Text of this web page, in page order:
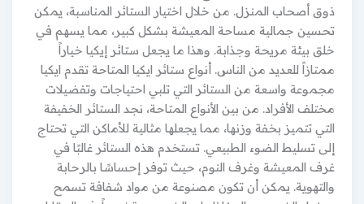
ذوق أصحاب المنزل. من خلال اختيار الستائر المناسبة، يمكن
تحسين جمالية مساحة المعيشة بشكل كبير، مما يسهم في
خلق بيئة مريحة وجذابة. وهذا ما يجعل ستائر إيكيا خياراً
ممتازاً للعديد من الناس. أنواع ستائر ايكيا المتاحة تقدم ايكيا
مجموعة واسعة من الستائر التي تلبي احتياجات وتفضيلات
مختلف الأفراد. من بين الأنواع المتاحة، نجد الستائر الخفيفة
التي تتميز بخفة وزنها، مما يجعلها مثالية للأماكن التي تحتاج
إلى تسليط الضوء الطبيعي. تستخدم هذه الستائر غالبًا في
غرف المعيشة وغرف النوم، حيث توفر إحساسًا بالرحابة
والتهوية. يمكن أن تكون مصنوعة من مواد شفافة تسمح